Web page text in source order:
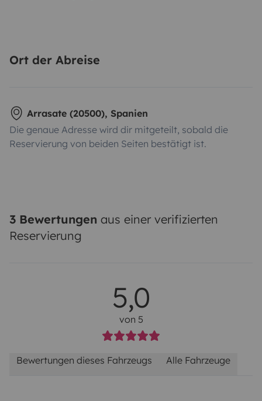
Ort der Abreise
Arrasate (20500), Spanien
Die genaue Adresse wird dir mitgeteilt, sobald die
Reservierung von beiden Seiten bestätigt ist.
3 Bewertungen aus einer verifizierten
Reservierung
5,0
von 5
Bewertungen dieses Fahrzeugs Alle Fahrzeuge